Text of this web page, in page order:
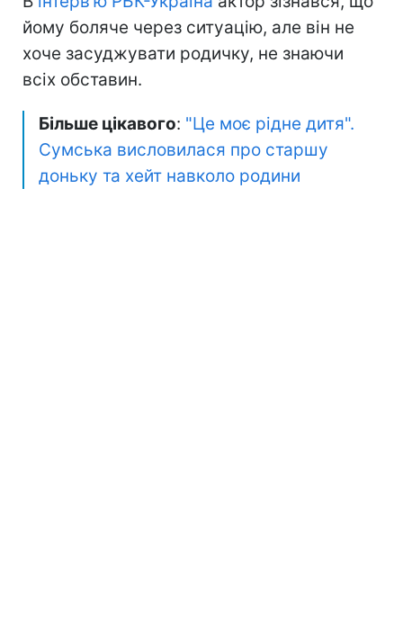
йому боляче через ситуацію, але він не
хоче засуджувати родичку, не знаючи
всіх обставин.
Більше цікавого: "Це моє рідне дитя".
Сумська висловилася про старшу
доньку та хейт навколо родини